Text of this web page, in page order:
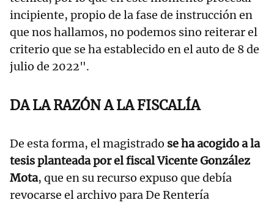
incipiente, propio de la fase de instrucción en
que nos hallamos, no podemos sino reiterar el
criterio que se ha establecido en el auto de 8 de
julio de 2022".
DA LA RAZÓN A LA FISCALÍA
De esta forma, el magistrado se ha acogido a la
tesis planteada por el fiscal Vicente González
Mota, que en su recurso expuso que debía
revocarse el archivo para De Rentería